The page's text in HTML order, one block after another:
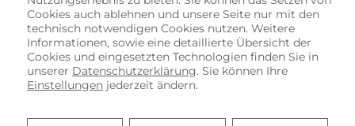
Cookies auch ablehnen und unsere Seite nur mit den
technisch notwendigen Cookies nutzen. Weitere
Informationen, sowie eine detaillierte Übersicht der
Cookies und eingesetzten Technologien finden Sie in
unserer Datenschutzerklärung. Sie können Ihre
Einstellungen jederzeit ändern.